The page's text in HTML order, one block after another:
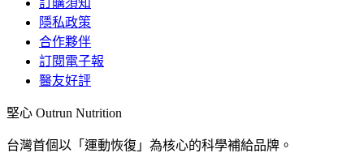
隱私政策
合作夥伴
訂閱電子報
醫友好評
堅心 Outrun Nutrition
台灣首個以「運動恢復」為核心的科學補給品牌。